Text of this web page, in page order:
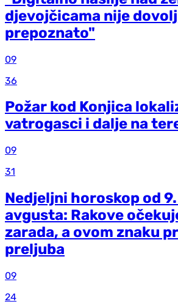
djevojčicama nije
prepoznato"
09
36
Požar kod Konjica
vatrogasci i dalje na
09
31
Nedjeljni horoskop od 9.
avgusta: Rakove
zarada, a ovom znaku
preljuba
09
24